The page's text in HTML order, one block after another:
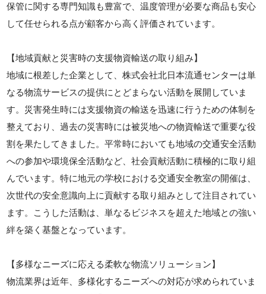
保管に関する専門知識も豊富で、温度管理が必要な商品も安心
して任せられる点が顧客から高く評価されています。
【地域貢献と災害時の支援物資輸送の取り組み】
地域に根差した企業として、株式会社北日本流通センターは単
なる物流サービスの提供にとどまらない活動を展開していま
す。災害発生時には支援物資の輸送を迅速に行うための体制を
整えており、過去の災害時には被災地への物資輸送で重要な役
割を果たしてきました。平常時においても地域の交通安全活動
への参加や環境保全活動など、社会貢献活動に積極的に取り組
んでいます。特に地元の学校における交通安全教室の開催は、
次世代の安全意識向上に貢献する取り組みとして注目されてい
ます。こうした活動は、単なるビジネスを超えた地域との強い
絆を築く基盤となっています。
【多様なニーズに応える柔軟な物流ソリューション】
物流業界は近年、多様化するニーズへの対応が求められていま